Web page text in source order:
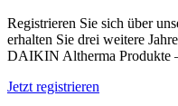
Registrieren Sie sich über
erhalten Sie drei weitere
DAIKIN Altherma Produkte
Jetzt registrieren